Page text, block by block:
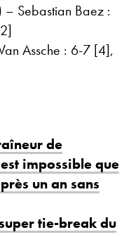
– Sebastian Baez :
Assche : 6-7 [4],
de
impossible que
un an sans
tie-break du